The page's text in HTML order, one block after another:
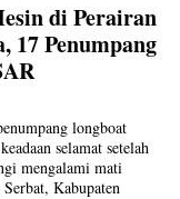
di Perairan
17 Penumpang
longboat
selamat setelah
mengalami mati
Kabupaten